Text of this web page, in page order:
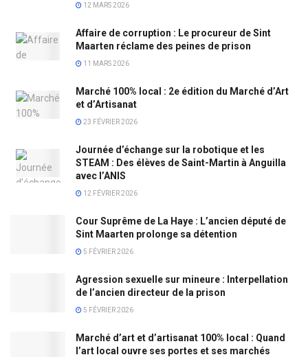
12 MARS 2026
Affaire de corruption : Le procureur de Sint
Maarten réclame des peines de prison
11 MARS 2026
Marché 100% local : 2e édition du Marché d’Art
et d’Artisanat
23 FÉVRIER 2026
Journée d’échange sur la robotique et les
STEAM : Des élèves de Saint-Martin à Anguilla
avec l’ANIS
12 FÉVRIER 2026
Cour Suprême de La Haye : L’ancien député de
Sint Maarten prolonge sa détention
5 FÉVRIER 2026
Agression sexuelle sur mineure : Interpellation
de l’ancien directeur de la prison
5 FÉVRIER 2026
Marché d’art et d’artisanat 100% local : Quand
l’art local ouvre ses portes et ses marchés